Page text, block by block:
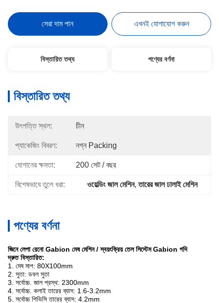
সেরা দাম পান এখনই যোগাযোগ করুন
বিস্তারিত তথ্য পণ্যের বর্ণনা
বিস্তারিত তথ্য
উৎপত্তি স্থল: চীন
প্যাকেজিং বিবরণ: নগ্ন Packing
যোগানের ক্ষমতা: 200 সেট / বছর
বিশেষভাবে তুলে ধরা: ওয়েল্ডিং জাল মেশিন, তারের জাল ঢালাই মেশিন
পণ্যের বর্ণনা
জিনে লেপা রেনো Gabion মেষ মেশিন / স্বয়ংক্রিয় তেল সিস্টেম Gabion গদি
দ্রুত বিস্তারিত:
1. মেষ মাপ: 80X100mm
2. সুতা: ডবল সুতা
3. সর্বোচ্চ. জাল প্রস্থ: 2300mm
4. সর্বোচ্চ. কলাই তারের ব্যাস: 1.6-3.2mm
5. সর্বোচ্চ পিভিসি তারের ব্যাস: 4.2mm